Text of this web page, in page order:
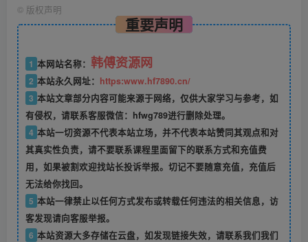
© 版权声明
重要声明
1 本网站名称： 韩傅资源网
2 本站永久网址： https:www.hf7890.cn/
3 本站文章部分内容可能来源于网络，仅供大家学习与参考，如
有侵权，请联系客服微信：hfwg789进行删除处理。
4 本站一切资源不代表本站立场，并不代表本站赞同其观点和对
其真实性负责，请不要联系课程里面留下的联系方式和充值费
用，如果被割欢迎找站长投诉举报。切记不要随意充值，充值后
无法给你找回。
5 本站一律禁止以任何方式发布或转载任何违法的相关信息，访
客发现请向客服举报。
6 本站资源大多存储在云盘，如发现链接失效，请联系我们我们